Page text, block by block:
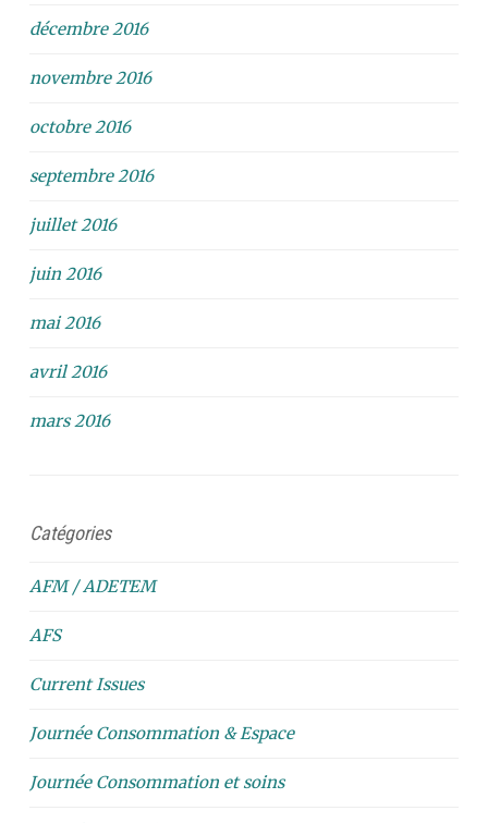
décembre 2016
novembre 2016
octobre 2016
septembre 2016
juillet 2016
juin 2016
mai 2016
avril 2016
mars 2016
Catégories
AFM / ADETEM
AFS
Current Issues
Journée Consommation & Espace
Journée Consommation et soins